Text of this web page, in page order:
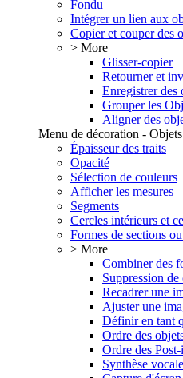
Fondu
Intégrer un lien aux
Copier et couper des
> More
Glisser-copier
Retourner et
Enregistrer des
Grouper les
Aligner des
Menu de décoration -
Épaisseur des traits
Opacité
Sélection de couleurs
Afficher les mesures
Segments
Cercles intérieurs et
Formes de sections
> More
Combiner des
Suppression de
Recadrer une
Ajuster une
Définir en tant
Ordre des
Ordre des
Synthèse